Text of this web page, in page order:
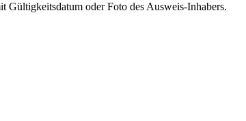
oder Foto des Ausweis-Inhabers.